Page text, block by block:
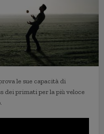
le sue capacità di
dei primati per la più veloce